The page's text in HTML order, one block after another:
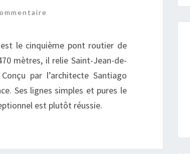
le cinquième pont routier de
mètres, il relie Saint-Jean-de-
par l’architecte Santiago
Ses lignes simples et pures le
est plutôt réussie.